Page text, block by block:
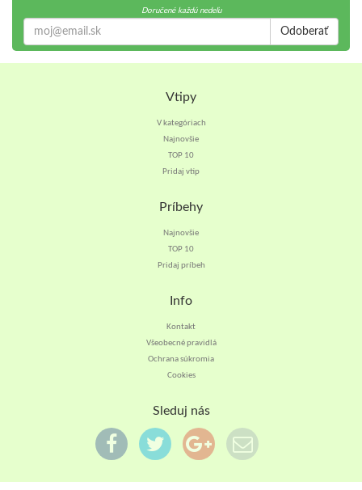
Doručené každú nedeľu
Odoberať
Vtipy
V kategóriach
Najnovšie
TOP 10
Pridaj vtip
Príbehy
Najnovšie
TOP 10
Pridaj príbeh
Info
Kontakt
Všeobecné pravidlá
Ochrana súkromia
Cookies
Sleduj nás